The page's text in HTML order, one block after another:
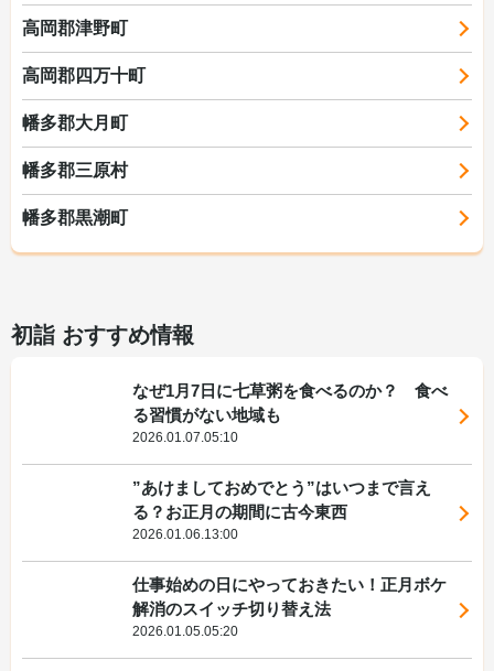
高岡郡津野町
高岡郡四万十町
幡多郡大月町
幡多郡三原村
幡多郡黒潮町
初詣 おすすめ情報
なぜ1月7日に七草粥を食べるのか？ 食べ
る習慣がない地域も
2026.01.07.05:10
”あけましておめでとう”はいつまで言え
る？お正月の期間に古今東西
2026.01.06.13:00
仕事始めの日にやっておきたい！正月ボケ
解消のスイッチ切り替え法
2026.01.05.05:20